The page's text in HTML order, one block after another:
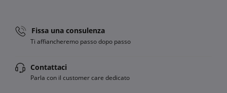
Fissa una consulenza
Ti affiancheremo passo dopo passo
Contattaci
Parla con il customer care dedicato